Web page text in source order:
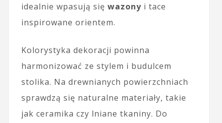
idealnie wpasują się wazonyi tace
inspirowane orientem.
Kolorystyka dekoracji powinna
harmonizować ze stylem i budulcem
stolika. Na drewnianych powierzchniach
sprawdzą się naturalne materiały, takie
jak ceramika czy lniane tkaniny. Do